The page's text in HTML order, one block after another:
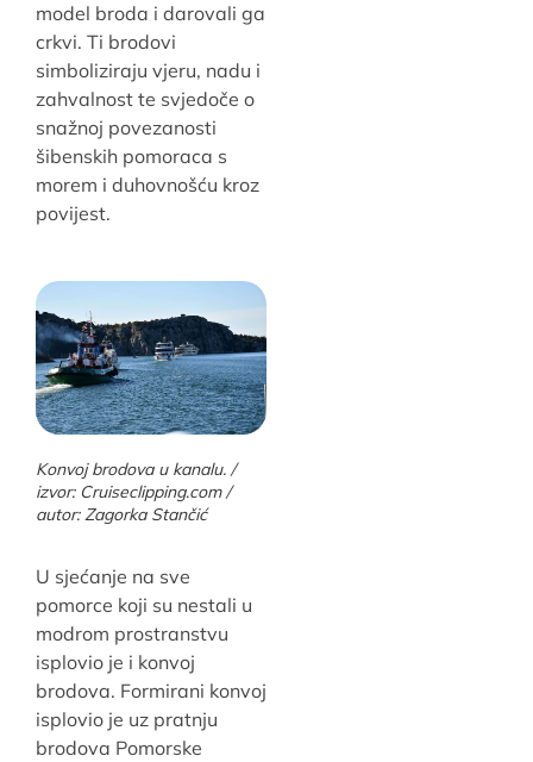
model broda i darovali ga
crkvi. Ti brodovi
simboliziraju vjeru, nadu i
zahvalnost te svjedoče o
snažnoj povezanosti
šibenskih pomoraca s
morem i duhovnošću kroz
povijest.
Konvoj brodova u kanalu. /
izvor: Cruiseclipping.com /
autor: Zagorka Stančić
U sjećanje na sve
pomorce koji su nestali u
modrom prostranstvu
isplovio je i konvoj
brodova. Formirani konvoj
isplovio je uz pratnju
brodova Pomorske